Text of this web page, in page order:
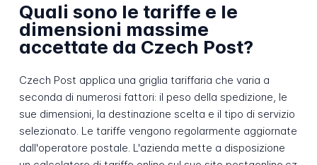
Quali sono le tariffe e le
dimensioni massime
accettate da Czech Post?
Czech Post applica una griglia tariffaria che varia a
seconda di numerosi fattori: il peso della spedizione, le
sue dimensioni, la destinazione scelta e il tipo di servizio
selezionato. Le tariffe vengono regolarmente aggiornate
dall'operatore postale. L'azienda mette a disposizione